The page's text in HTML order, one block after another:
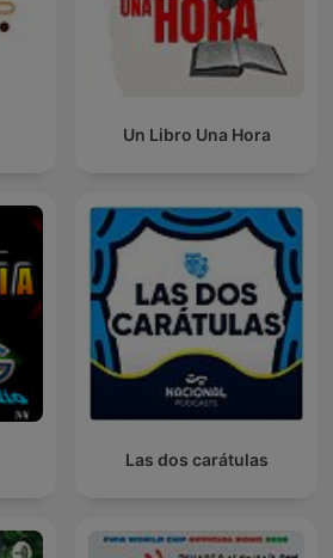
Un Libro Una Hora
Las dos carátulas